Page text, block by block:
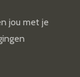
jou met je